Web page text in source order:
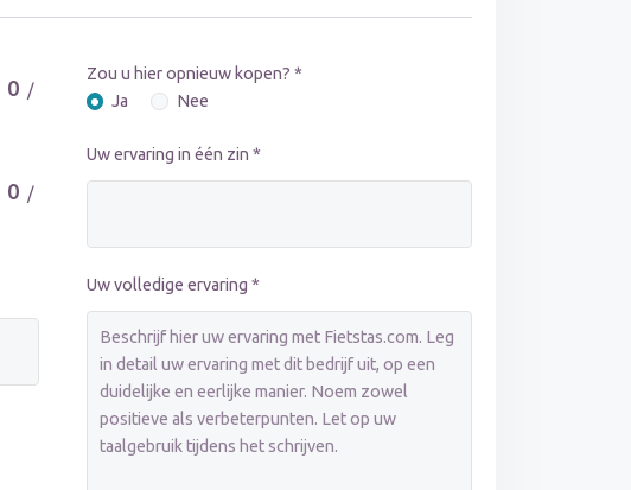
0 /
0 /
Zou u hier opnieuw kopen? *
Ja
Nee
Uw ervaring in één zin *
Uw volledige ervaring *